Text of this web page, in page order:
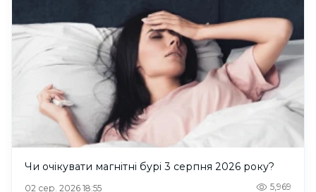
Чи очікувати магнітні бурі 3 серпня 2026 року?
02 сер. 2026 18:55 5,969